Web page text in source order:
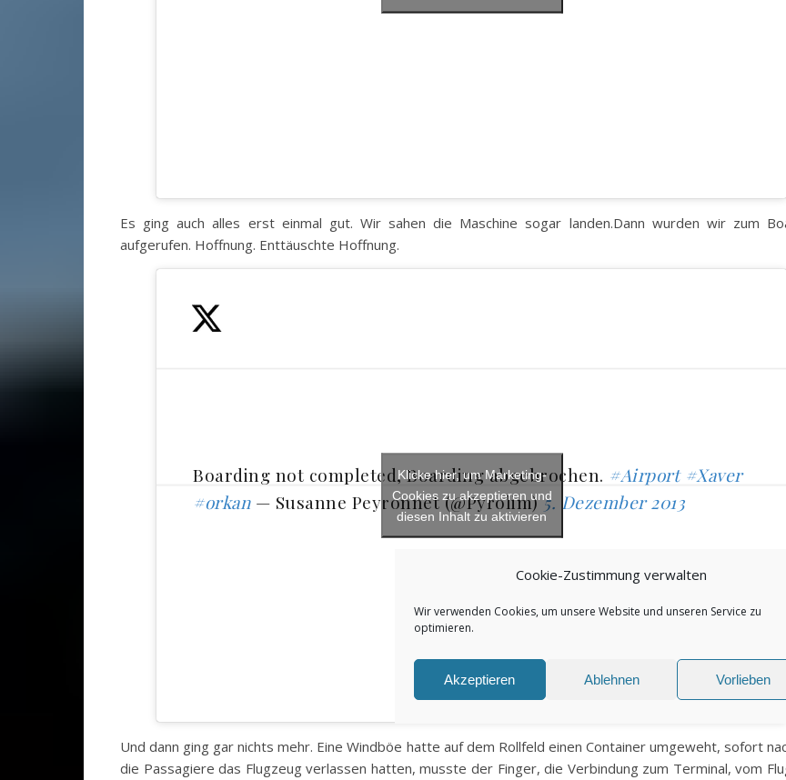
Cookie-Zustimmung verwalten
Wir verwenden Cookies, um unsere Website und unseren Service zu
optimieren.
Akzeptieren Ablehnen Vorlieben
Es ging auch alles erst einmal gut. Wir sahen die Maschine sogar landen.Dann wurden wir zum
aufgerufen. Hoffnung. Enttäuschte Hoffnung.
Boarding not completed, Boarding abgebrochen. #Airport #Xaver
#orkan— Susanne Peyronnet (@Pyrolim)5. Dezember 2013
Klicke hier, um Marketing-
Cookies zu akzeptieren und
diesen Inhalt zu aktivieren
Und dann ging gar nichts mehr. Eine Windböe hatte auf dem Rollfeld einen Container umgeweht, sofort
die Passagiere das Flugzeug verlassen hatten, musste der Finger, die Verbindung zum Terminal, vom